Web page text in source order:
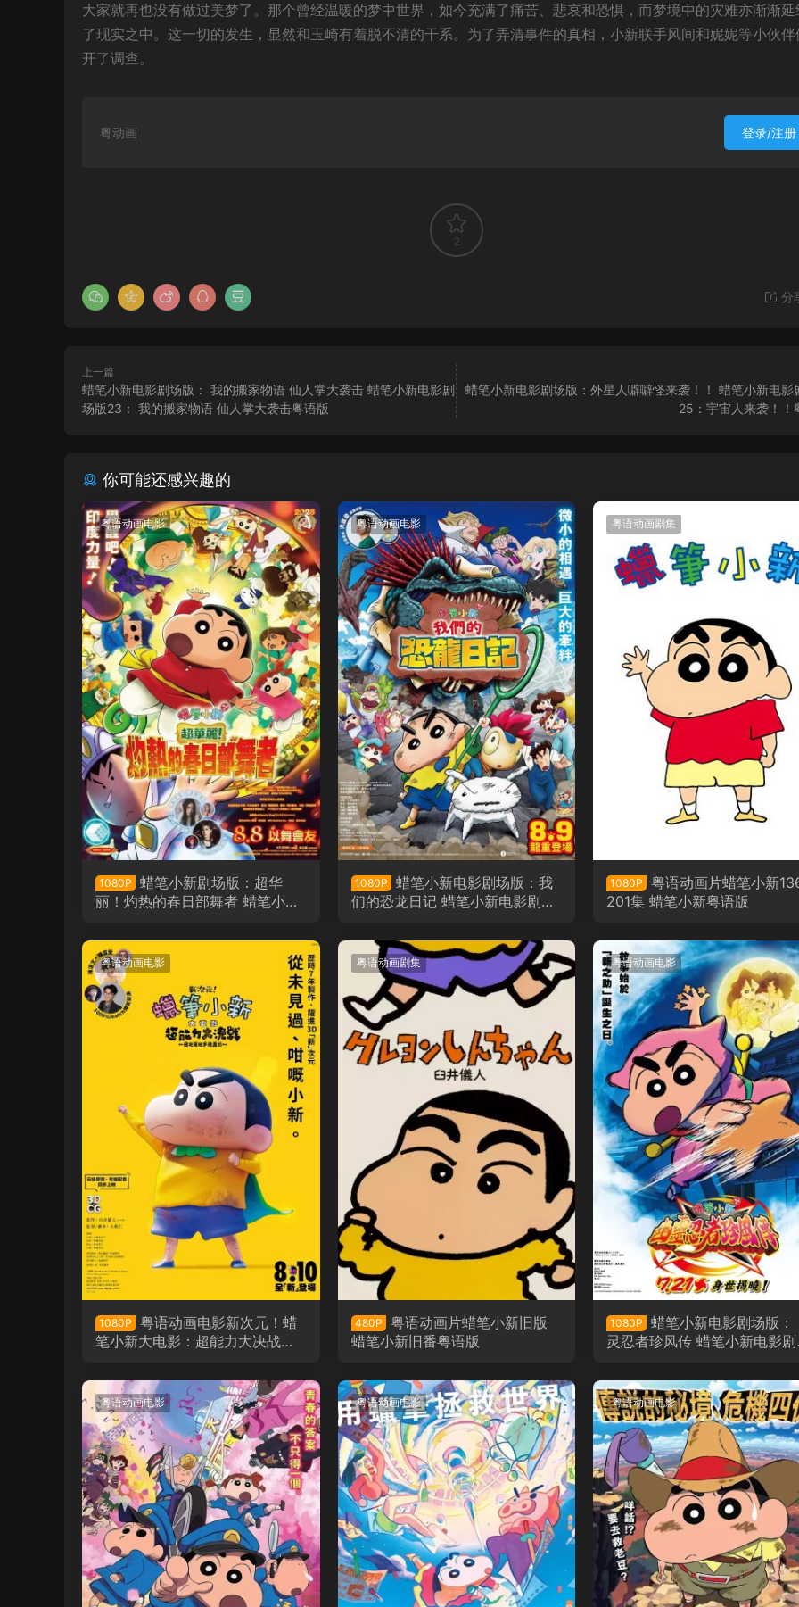
大家就再也没有做过美梦了。那个曾经温暖的梦中世界，如今充满了痛苦、悲哀和恐惧，而梦境中的灾难亦渐渐延
了现实之中。这一切的发生，显然和玉崎有着脱不清的干系。为了弄清事件的真相，小新联手风间和妮妮等小伙伴
开了调查。
粤动画 登录/注册
2
分
上一篇
蜡笔小新电影剧场版： 我的搬家物语 仙人掌大袭击 蜡笔小新电影剧
场版23： 我的搬家物语 仙人掌大袭击粤语版
蜡笔小新电影剧场版：外星人噼噼怪来袭！！ 蜡笔小新电影
25：宇宙人来袭！！
你可能还感兴趣的
粤语动画电影
1080P
蜡笔小新剧场版：超华
丽！灼热的春日部舞者 蜡笔小新
者们粤语版
粤语动画电影
1080P
蜡笔小新电影剧场版：我
们的恐龙日记 蜡笔小新电影剧场
粤语动画剧集
1080P
粤语动画片蜡笔小新
201集 蜡笔小新粤语版
粤语动画电影
1080P
粤语动画电影新次元！蜡
笔小新大电影：超能力大决战～
新次元！超能力大决战粤语版
粤语动画剧集
480P
粤语动画片蜡笔小新旧版
蜡笔小新旧番粤语版
粤语动画电影
1080P
蜡笔小新电影剧场版：
灵忍者珍风传 蜡笔小新电影
粤语动画电影 粤语动画电影 粤语动画电影